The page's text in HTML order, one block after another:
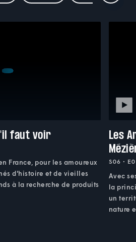
faut voir
France, pour les amoureux
d'histoire et de vieilles
à la recherche de produits
Les
S06 •
Avec
la
un
nature